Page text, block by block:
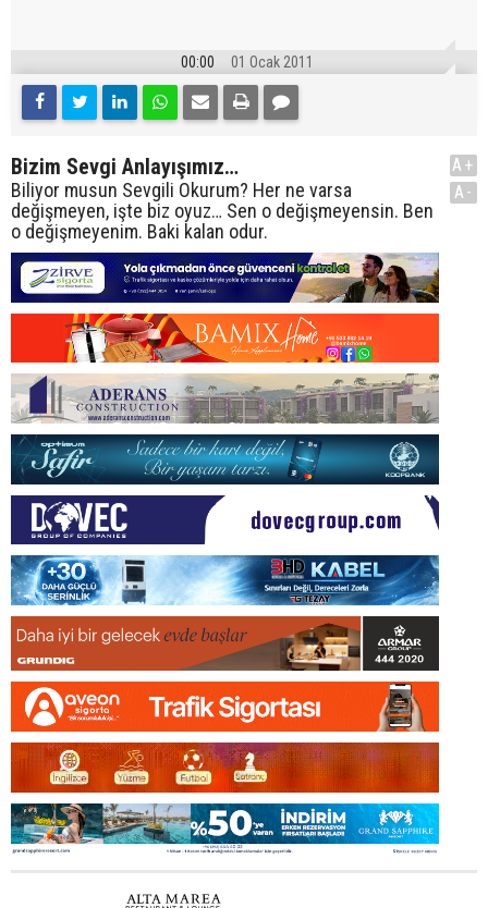
00:00 01 Ocak 2011
Bizim Sevgi Anlayışımız…
Biliyor musun Sevgili Okurum? Her ne varsa
değişmeyen, işte biz oyuz… Sen o değişmeyensin. Ben
o değişmeyenim. Baki kalan odur.
A+
A-